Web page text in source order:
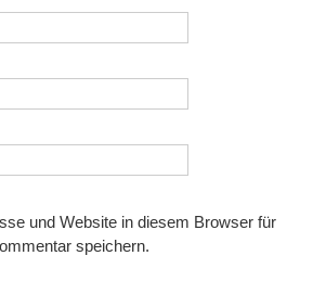
und Website in diesem Browser für
speichern.